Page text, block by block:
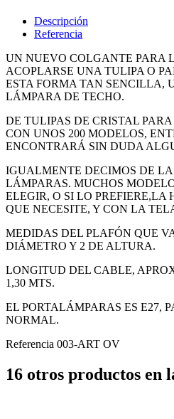
Descripción
Referencia
UN NUEVO COLGANTE PARA
ACOPLARSE UNA TULIPA O
ESTA FORMA TAN SENCILLA,
LÁMPARA DE TECHO.
DE TULIPAS DE CRISTAL
CON UNOS 200 MODELOS,
ENCONTRARÁ SIN DUDA
IGUALMENTE DECIMOS DE
LÁMPARAS. MUCHOS
ELEGIR, O SI LO
QUE NECESITE, Y CON LA
MEDIDAS DEL PLAFÓN QUE
DIÁMETRO Y 2 DE ALTURA.
LONGITUD DEL CABLE,
1,30 MTS.
EL PORTALÁMPARAS ES E27,
NORMAL.
Referencia 003-ART OV
16 otros productos en